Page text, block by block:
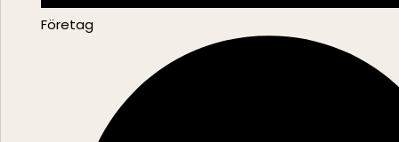
Företag